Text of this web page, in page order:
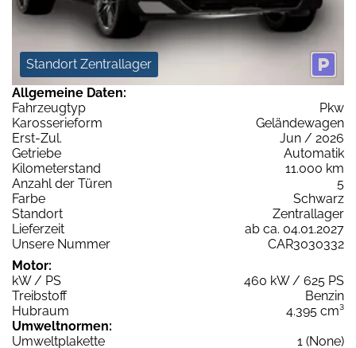
Standort Zentrallager
Allgemeine Daten:
Fahrzeugtyp
Pkw
Karosserieform
Geländewagen
Erst-Zul.
Jun / 2026
Getriebe
Automatik
Kilometerstand
11.000 km
Anzahl der Türen
5
Farbe
Schwarz
Standort
Zentrallager
Lieferzeit
ab ca. 04.01.2027
Unsere Nummer
CAR3030332
Motor:
kW / PS
460 kW / 625 PS
Treibstoff
Benzin
Hubraum
4.395 cm³
Umweltnormen:
Umweltplakette
1 (None)